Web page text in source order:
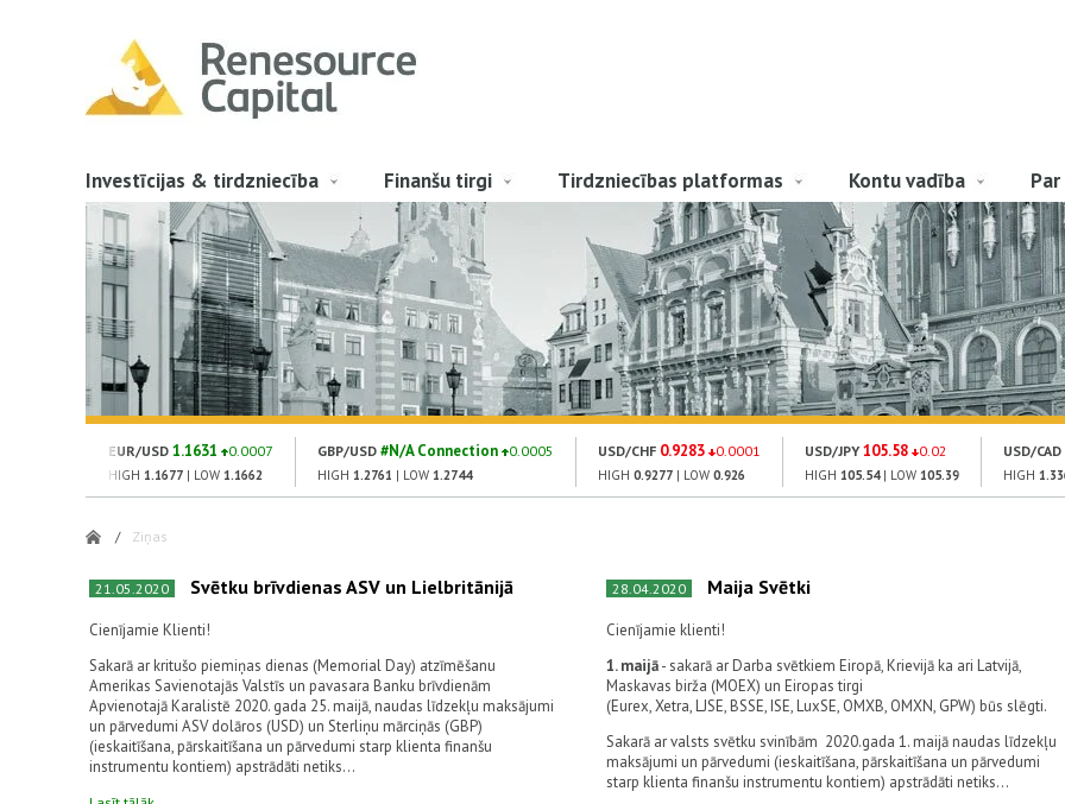
Investīcijas & tirdzniecība Finanšu tirgi Tirdzniecības platformas Kontu vadība
EUR/USD 1.1631 0.0007
HIGH 1.1677 | LOW 1.1662
GBP/USD #N/A Connection 0.0005
HIGH 1.2761 | LOW 1.2744
USD/CHF 0.9283 0.0001
HIGH 0.9277 | LOW 0.926
USD/JPY 105.58 0.02
HIGH 105.54| LOW 105.39
USD/CAD
HIGH
/ Ziņas
21.05.2020 Svētku brīvdienas ASV un Lielbritānijā
Cienījamie Klienti!
Sakarā ar kritušo piemiņas dienas (Memorial Day) atzīmēšanu
Amerikas Savienotajās Valstīs un pavasara Banku brīvdienām
Apvienotajā Karalistē 2020. gada 25. maijā, naudas līdzekļu maksājumi
un pārvedumi ASV dolāros (USD) un Sterliņu mārciņās (GBP)
(ieskaitīšana, pārskaitīšana un pārvedumi starp klienta finanšu
instrumentu kontiem) apstrādāti netiks...
28.04.2020 Maija Svētki
Cienījamie klienti!
1. maijā- sakarā ar Darba svētkiem Eiropā, Krievijā ka ari Latvijā,
Maskavas birža (MOEX) un Eiropas tirgi
(Eurex, Xetra, LJSE, BSSE, ISE, LuxSE, OMXB, OMXN, GPW) būs slēgti.
Sakarā ar valsts svētku svinībām 2020.gada 1. maijā naudas līdzekļu
maksājumi un pārvedumi (ieskaitīšana, pārskaitīšana un pārvedumi
starp klienta finanšu instrumentu kontiem) apstrādāti netiks...